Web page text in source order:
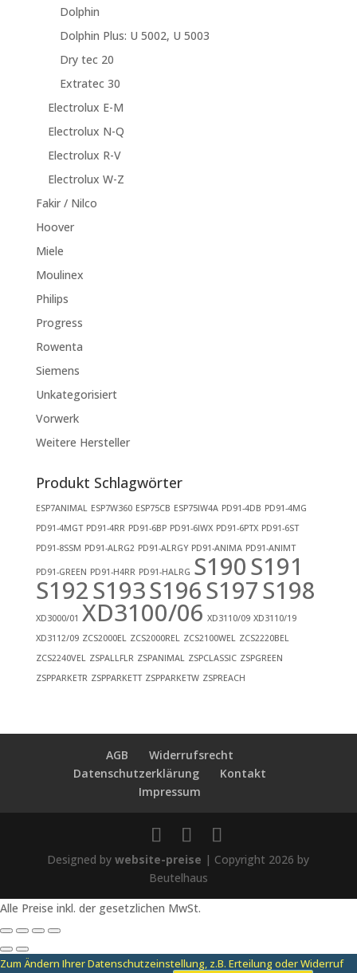
Dolphin
Dolphin Plus: U 5002, U 5003
Dry tec 20
Extratec 30
Electrolux E-M
Electrolux N-Q
Electrolux R-V
Electrolux W-Z
Fakir / Nilco
Hoover
Miele
Moulinex
Philips
Progress
Rowenta
Siemens
Unkategorisiert
Vorwerk
Weitere Hersteller
Produkt Schlagwörter
ESP7ANIMAL ESP7W360 ESP75CB ESP75IW4A PD91-4DB PD91-4MG
PD91-4MGT PD91-4RR PD91-6BP PD91-6IWX PD91-6PTX PD91-6ST
PD91-8SSM PD91-ALRG2 PD91-ALRGY PD91-ANIMA PD91-ANIMT
PD91-GREEN PD91-H4RR PD91-HALRG S190S191
S192S193S196S197S198
XD3000/01 XD3100/06 XD3110/09 XD3110/19
XD3112/09 ZCS2000EL ZCS2000REL ZCS2100WEL
ZCS2220BEL
ZCS2240VEL
ZSPALLFLR ZSPANIMAL ZSPCLASSIC ZSPGREEN
ZSPPARKETR ZSPPARKETT ZSPPARKETW ZSPREACH
AGB
Widerrufsrecht
Datenschutzerklärung
Kontakt
Impressum
Designed bywebsite-preise | Copyright 2026 by
Beutelhaus
Alle Preise inkl. der gesetzlichen MwSt.
Zum Ändern Ihrer Datenschutzeinstellung, z.B. Erteilung oder Widerruf